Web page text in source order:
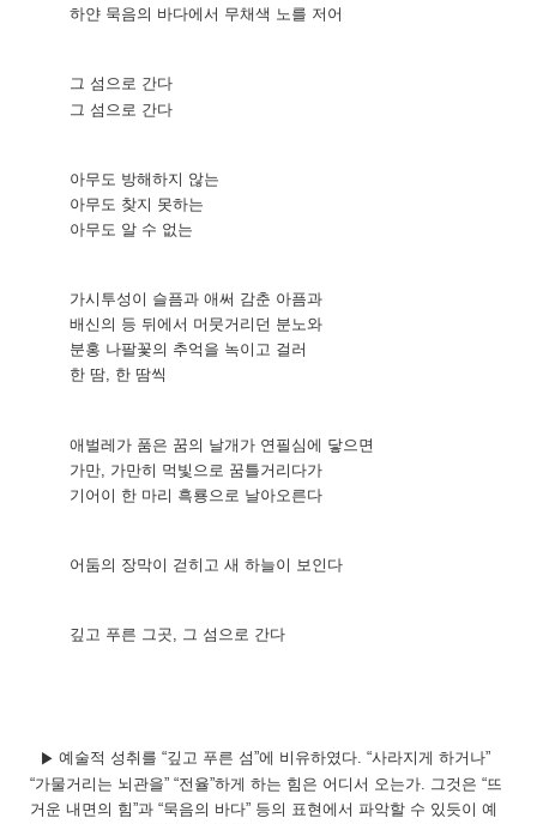
하얀 묵음의 바다에서 무채색 노를 저어
그 섬으로 간다
그 섬으로 간다
아무도 방해하지 않는
아무도 찾지 못하는
아무도 알 수 없는
가시투성이 슬픔과 애써 감춘 아픔과
배신의 등 뒤에서 머뭇거리던 분노와
분홍 나팔꽃의 추억을 녹이고 걸러
한 땀, 한 땀씩
애벌레가 품은 꿈의 날개가 연필심에 닿으면
가만 가만히 먹빛으로 꿈틀거리다가
기어이 한 마리 흑룡으로 날아오른다
어둠의 장막이 걷히고 새 하늘이 보인다
깊고 푸른 그곳, 그 섬으로 간다
▶ 예술적 성취를 “깊고 푸른 섬”에 비유하였다. “사라지게 하거나”
“가물거리는 뇌관을” “전율”하게 하는 힘은 어디서 오는가. 그것은 “뜨
거운 내면의 힘”과 “묵음의 바다” 등의 표현에서 파악할 수 있듯이 예